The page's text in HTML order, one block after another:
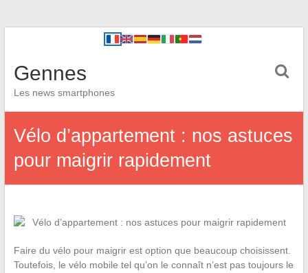
Gennes
Les news smartphones
Vélo d’appartement : nos astuces
pour maigrir rapidement
Faire du vélo pour maigrir est option que beaucoup choisissent.
Toutefois, le vélo mobile tel qu’on le connaît n’est pas toujours le